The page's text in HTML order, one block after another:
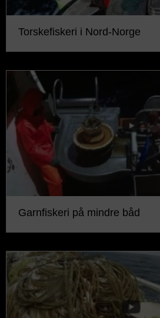
Torskefiskeri i Nord-Norge
Garnfiskeri på mindre båd